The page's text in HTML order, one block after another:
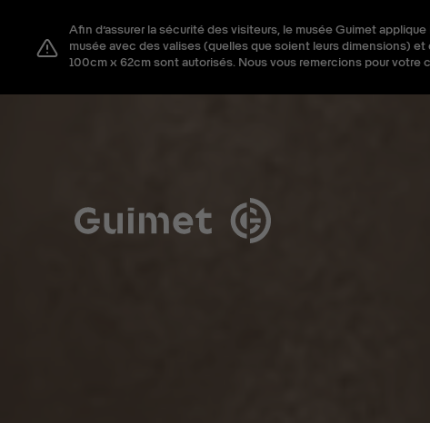
Fermer la modale de
Afin d’assurer la sécurité des visiteurs, le musée Guimet
musée avec des valises (quelles que soient leurs dimensions)
100cm x 62cm sont autorisés. Nous vous remercions pour votre